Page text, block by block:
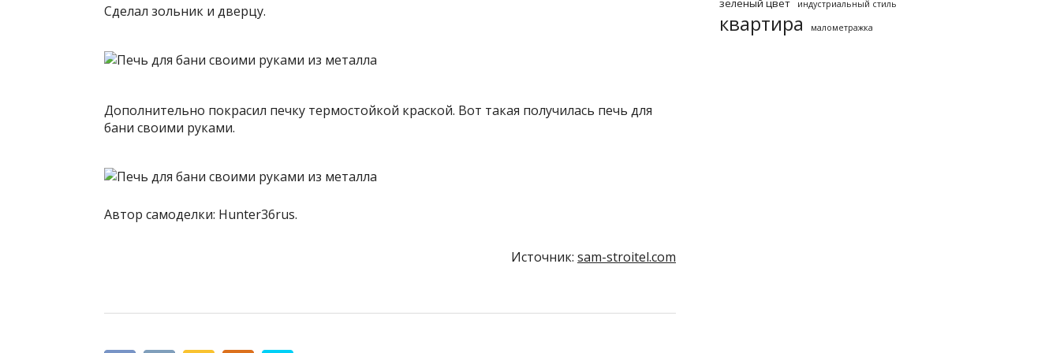
Сделал зольник и дверцу.
Дополнительно покрасил печку термостойкой краской. Вот такая получилась печь для
бани своими руками.
Автор самоделки: Hunter36rus.
Источник: sam-stroitel.com
зеленый цвет индустриальный стиль
квартира малометражка